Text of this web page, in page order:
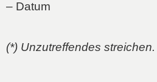
– Datum
(*) Unzutreffendes streichen.